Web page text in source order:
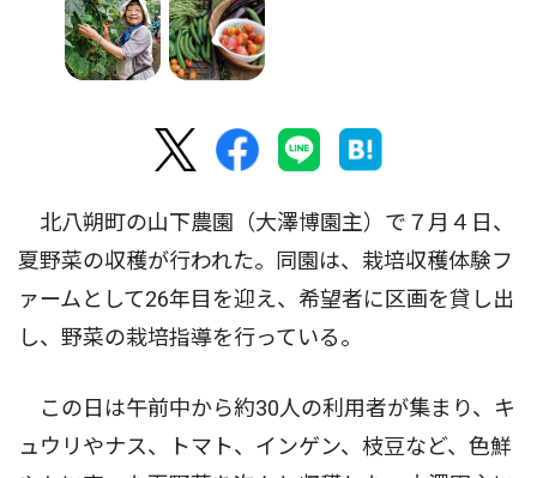
北八朔町の山下農園（大澤博園主）で７月４日、
夏野菜の収穫が行われた。同園は、栽培収穫体験フ
ァームとして26年目を迎え、希望者に区画を貸し出
し、野菜の栽培指導を行っている。
この日は午前中から約30人の利用者が集まり、キ
ュウリやナス、トマト、インゲン、枝豆など、色鮮